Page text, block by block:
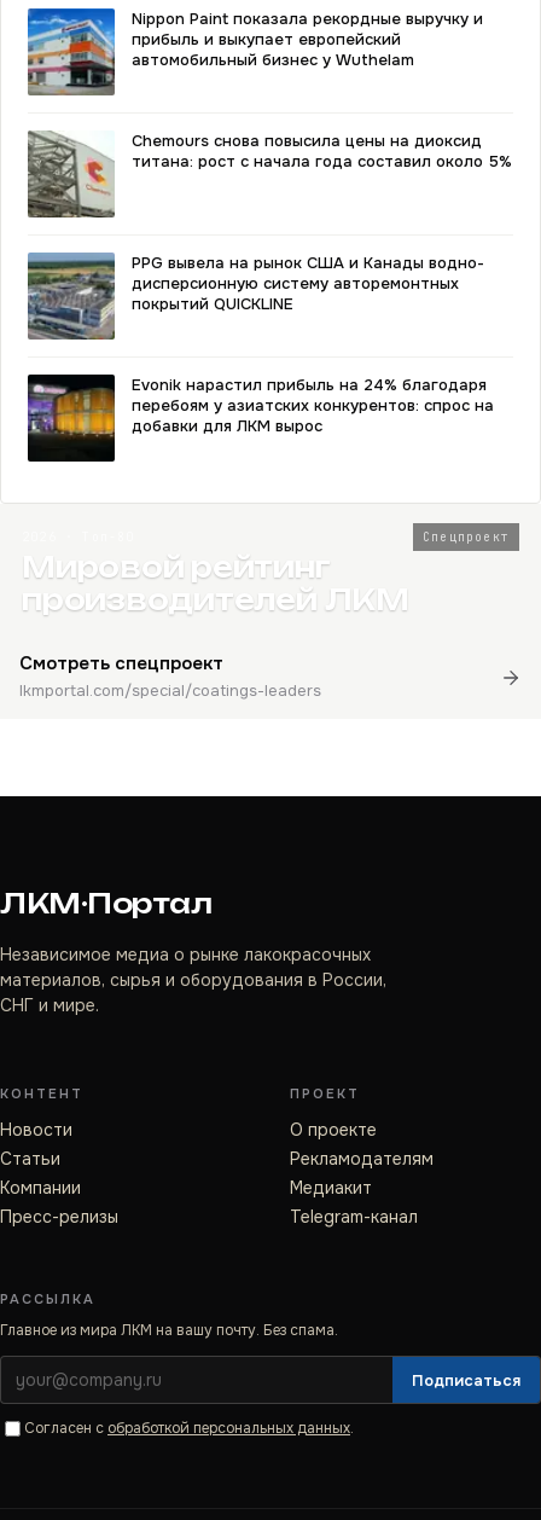
Nippon Paint показала рекордные выручку и
прибыль и выкупает европейский
автомобильный бизнес у Wuthelam
Chemours снова повысила цены на диоксид
титана: рост с начала года составил около 5%
PPG вывела на рынок США и Канады водно-
дисперсионную систему авторемонтных
покрытий QUICKLINE
Evonik нарастил прибыль на 24% благодаря
перебоям у азиатских конкурентов: спрос на
добавки для ЛКМ вырос
Спецпроект
Мировой рейтинг
производителей ЛКМ
Смотреть спецпроект
lkmportal.com/special/coatings-leaders
ЛКМ·Портал
Независимое медиа о рынке лакокрасочных
материалов, сырья и оборудования в России,
СНГ и мире.
КОНТЕНТ
Новости
Статьи
Компании
Пресс-релизы
ПРОЕКТ
О проекте
Рекламодателям
Медиакит
Telegram-канал
РАССЫЛКА
Главное из мира ЛКМ на вашу почту. Без спама.
Подписаться
Согласен с обработкой персональных данных.